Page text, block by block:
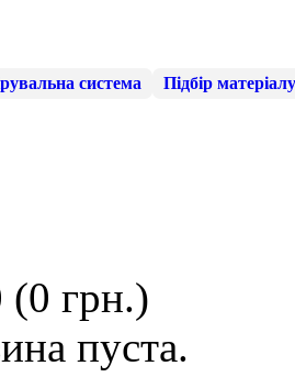
система Підбір матеріалу
(0 грн.)
пуста.